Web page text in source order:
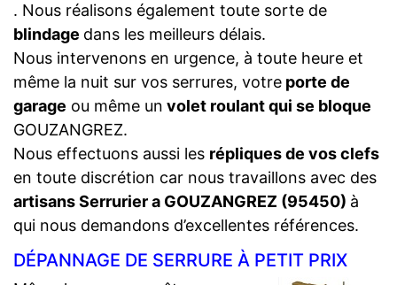
. Nous réalisons également toute sorte de
blindage dans les meilleurs délais.
Nous intervenons en urgence, à toute heure et
même la nuit sur vos serrures, votre porte de
garage ou même un volet roulant qui se bloque
GOUZANGREZ.
Nous effectuons aussi les répliques de vos clefs
en toute discrétion car nous travaillons avec des
artisans Serrurier a GOUZANGREZ (95450) à
qui nous demandons d’excellentes références.
DÉPANNAGE DE SERRURE À PETIT PRIX